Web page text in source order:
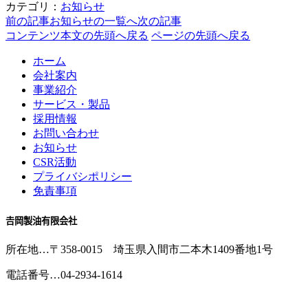
カテゴリ： お知らせ
前の記事お知らせの一覧へ次の記事
コンテンツ本文の先頭へ戻る ページの先頭へ戻る
ホーム
会社案内
事業紹介
サービス・製品
採用情報
お問い合わせ
お知らせ
CSR活動
プライバシポリシー
免責事項
𠮷岡製油有限会社
所在地…〒358-0015 埼玉県入間市二本木1409番地1号
電話番号…04-2934-1614